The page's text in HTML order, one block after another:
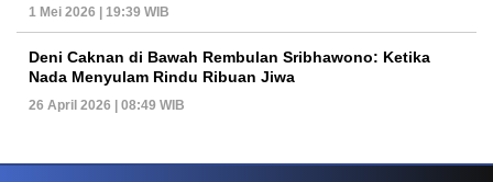
1 Mei 2026 | 19:39 WIB
Deni Caknan di Bawah Rembulan Sribhawono: Ketika
Nada Menyulam Rindu Ribuan Jiwa
26 April 2026 | 08:49 WIB